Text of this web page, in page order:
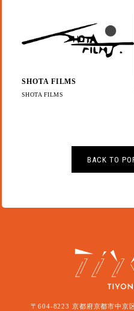
SHOTA FILMS
SHOTA FILMS
BACK TO
〒604-8223 京都府京都市中